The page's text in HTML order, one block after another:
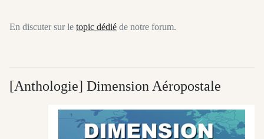
En discuter sur le topic dédié de notre forum.
[Anthologie] Dimension Aéropostale